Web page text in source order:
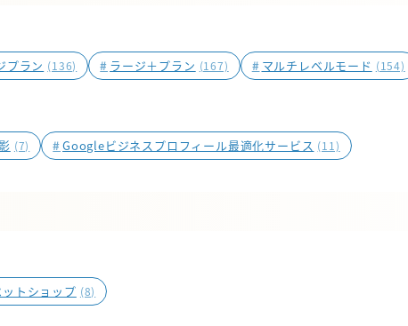
プラン (136) # ラージ＋プラン (167) # マルチレベルモード (154)
(7) #Googleビジネスプロフィール最適化サービス (11)
トショップ (8)